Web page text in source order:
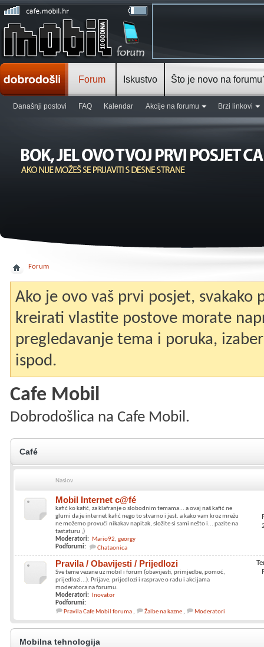
Forum
Današnji postovi FAQ Kalendar Akcije na forumu Brzi linkovi
Iskustvo Što je novo na
Forum
Ako je ovo vaš prvi posjet, svakako
kreirati vlastite postove morate
pregledavanje tema i poruka,
ispod.
Cafe Mobil
Dobrodošlica na Cafe Mobil.
Café
Naslov
Mobil Internet c@fé
kafić ko kafić, za klafranje o slobodnim temama... a ovaj naš kafić ne
glumi da je internet kafić nego to stvarno i jest. a kako vam kroz mrežu
ne možemo provući nikakav napitak, složite si sami nešto i... pazite na
tastaturu ;)
Moderatori: Mario92 georgy
Podforumi:
Chataonica
Pravila / Obavijesti / Prijedlozi
Sve teme vezane uz mobil i forum (obavijesti, primjedbe, pomoć,
prijedlozi...). Prijave, prijedlozi i rasprave o radu i akcijama
moderatora na forumu.
Moderatori:
Inovator
Podforumi:
Pravila Cafe Mobil foruma
Žalbe na kazne Moderatori
Mobilna tehnologija